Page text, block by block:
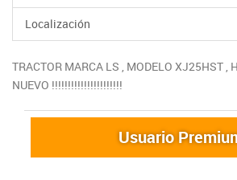
Localización
TRACTOR MARCA LS , MODELO XJ25HST ,
NUEVO !!!!!!!!!!!!!!!!!!!!!!
Usuario